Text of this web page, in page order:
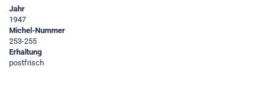
Jahr
1947
Michel-Nummer
253-255
Erhaltung
postfrisch